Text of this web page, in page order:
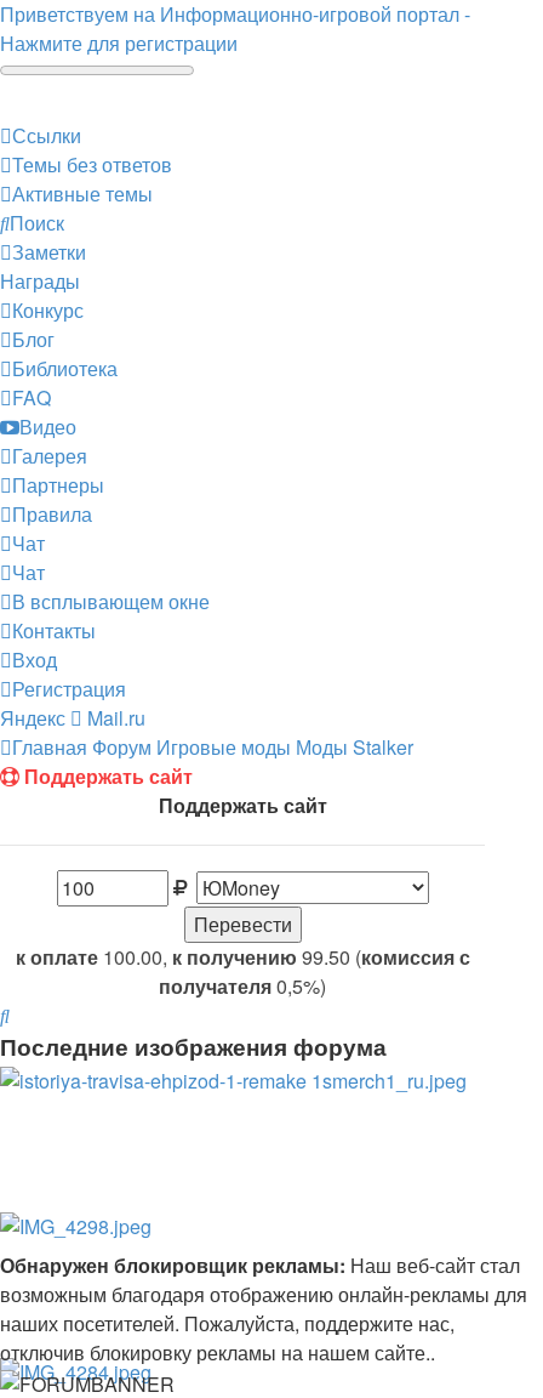
Приветствуем на Информационно-игровой портал -
Нажмите для регистрации
Ссылки
Темы без ответов
Активные темы
Поиск
Заметки
Награды
Конкурс
Блог
Библиотека
FAQ
Видео
Галерея
Партнеры
Правила
Чат
Чат
В всплывающем окне
Контакты
Вход
Регистрация
Яндекс
Mail.ru
Главная Форум Игровые моды Моды Stalker
Поддержать сайт
Поддержать сайт
к оплате100.00, к получению 99.50 (комиссия с
получателя0,5%)
Поиск
Последние изображения форума
Обнаружен блокировщик рекламы: Наш веб-сайт стал
возможным благодаря отображению онлайн-рекламы для
наших посетителей. Пожалуйста, поддержите нас,
отключив блокировку рекламы на нашем сайте..